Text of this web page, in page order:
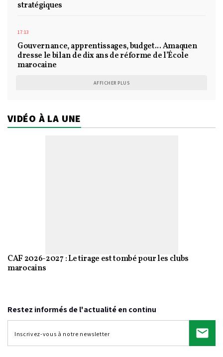
stratégiques
17:13
Gouvernance, apprentissages, budget... Amaquen
dresse le bilan de dix ans de réforme de l’École
marocaine
AFFICHER PLUS
VIDÉO À LA UNE
CAF 2026-2027 : Le tirage est tombé pour les clubs
marocains
Restez informés de l'actualité en continu